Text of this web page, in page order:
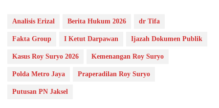
Analisis Erizal Berita Hukum 2026 dr Tifa
Fakta Group I Ketut Darpawan Ijazah Dokumen Publik
Kasus Roy Suryo 2026 Kemenangan Roy Suryo
Polda Metro Jaya Praperadilan Roy Suryo
Putusan PN Jaksel